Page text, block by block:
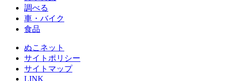
調べる
車・バイク
食品
ぬこネット
サイトポリシー
サイトマップ
LINK